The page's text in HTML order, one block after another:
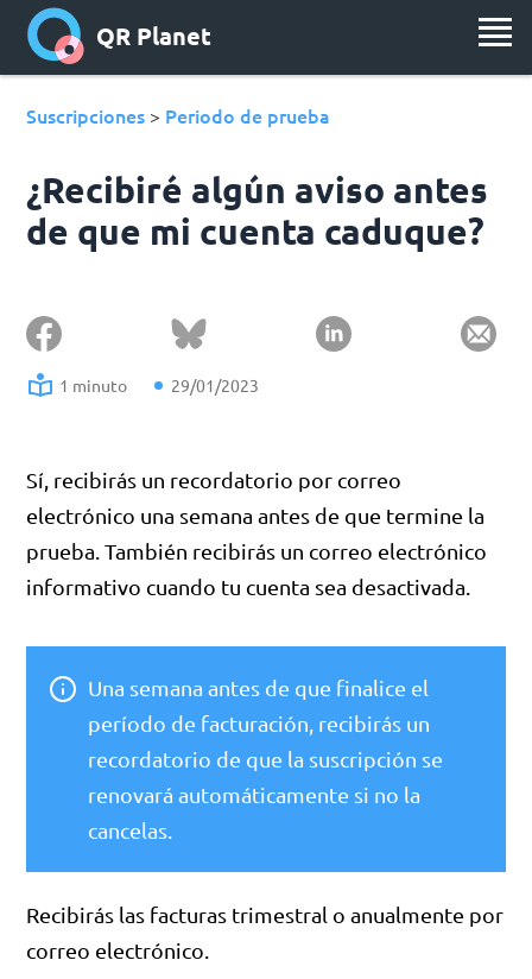
QR Planet
Suscripciones > Periodo de prueba
¿Recibiré algún aviso antes
de que mi cuenta caduque?
1 minuto 29/01/2023
Sí, recibirás un recordatorio por correo
electrónico una semana antes de que termine la
prueba. También recibirás un correo electrónico
informativo cuando tu cuenta sea desactivada.
Una semana antes de que finalice el
período de facturación, recibirás un
recordatorio de que la suscripción se
renovará automáticamente si no la
cancelas.
Recibirás las facturas trimestral o anualmente por
correo electrónico.